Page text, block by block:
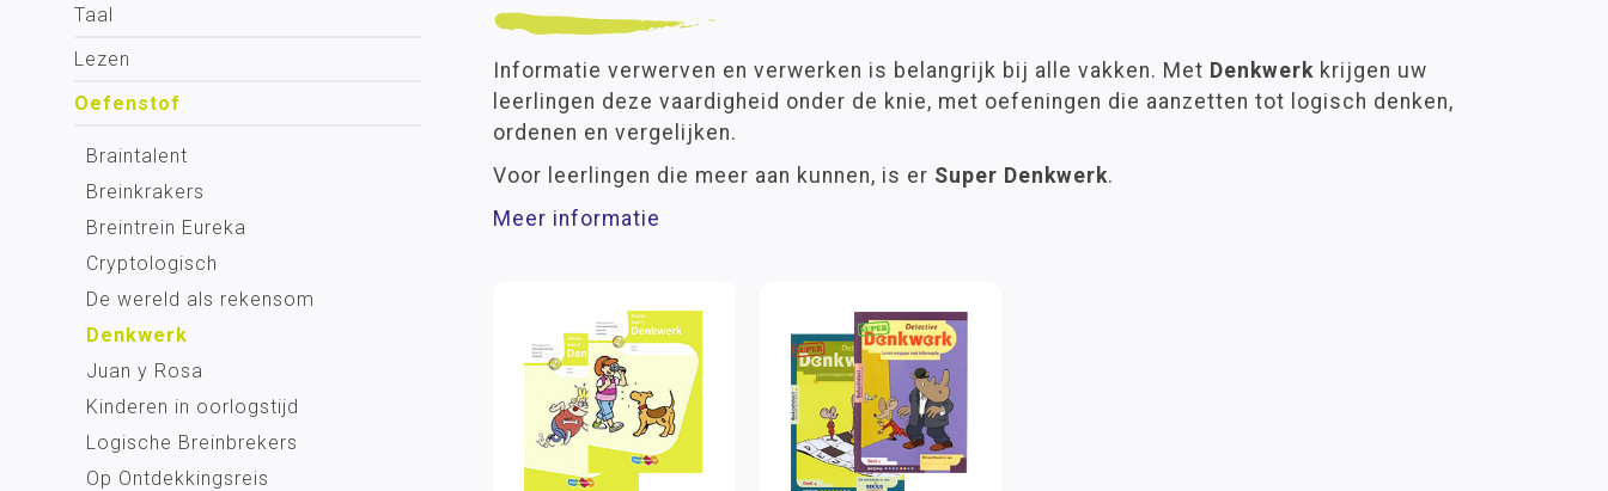
Taal
Lezen
Oefenstof
Braintalent
Breinkrakers
Breintrein Eureka
Cryptologisch
De wereld als rekensom
Denkwerk
Juan y Rosa
Kinderen in oorlogstijd
Logische Breinbrekers
Op Ontdekkingsreis
Informatie verwerven en verwerken is belangrijk bij alle vakken. Met Denkwerk krijgen uw
leerlingen deze vaardigheid onder de knie, met oefeningen die aanzetten tot logisch denken,
ordenen en vergelijken.
Voor leerlingen die meer aan kunnen, is er Super Denkwerk.
Meer informatie